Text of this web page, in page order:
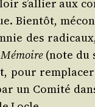
s’al­lier aux
Bien­tôt,
des
Mémoire(note du
pour
un Comi­té